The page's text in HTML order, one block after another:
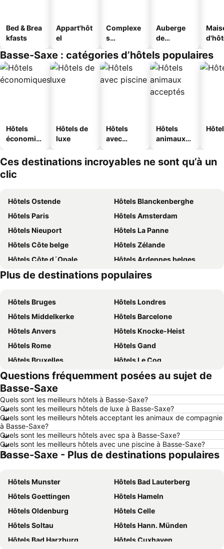
Bed & Brea
kfasts
Appart'hôt
el
Complexe
s
s
Auberge
de
Basse-Saxe : catégories d’hôtels populaires
Hôtels
économiq
Hôtels de
luxe
Hôtels
avec
Hôtels
animaux
Ces destinations incroyables ne sont qu’à un
clic
Hôtels Ostende
Hôtels Blanckenberghe
Hôtels Paris
Hôtels Amsterdam
Hôtels Nieuport
Hôtels La Panne
Hôtels Côte belge
Hôtels Zélande
Hôtels Côte d´Opale
Hôtels Ardennes belges
Hôtels Belgique
Hôtels Majorque
Plus de destinations populaires
Hôtels Bruges
Hôtels Londres
Hôtels Middelkerke
Hôtels Barcelone
Hôtels Anvers
Hôtels Knocke-Heist
Hôtels Rome
Hôtels Gand
Hôtels Bruxelles
Hôtels Le Coq
Hôtels Rotterdam
Hôtels Hasselt
Hôtels Le Touquet-Paris-Plage
Hôtels Dunkerque
Hôtels Málaga
Hôtels Maastricht
Hôtels La Haye
Hôtels Boulogne-sur-Mer
Hôtels Luxembourg
Hôtels Espagne
Hôtels Ténérife
Hôtels France
Hôtels Ibiza
Questions fréquemment posées au sujet de
Basse-Saxe
Quels sont les meilleurs hôtels à Basse-Saxe?
Quels sont les meilleurs hôtels de luxe à Basse-Saxe?
Quels sont les meilleurs hôtels acceptant les animaux de compagnie
à Basse-Saxe?
Quels sont les meilleurs hôtels avec spa à Basse-Saxe?
Quels sont les meilleurs hôtels avec une piscine à Basse-Saxe?
Basse-Saxe - Plus de destinations populaires
Hôtels Munster
Hôtels Bad Lauterberg
Hôtels Goettingen
Hôtels Hameln
Hôtels Oldenburg
Hôtels Celle
Hôtels Soltau
Hôtels Hann. Münden
Hôtels Bad Harzburg
Hôtels Cuxhaven